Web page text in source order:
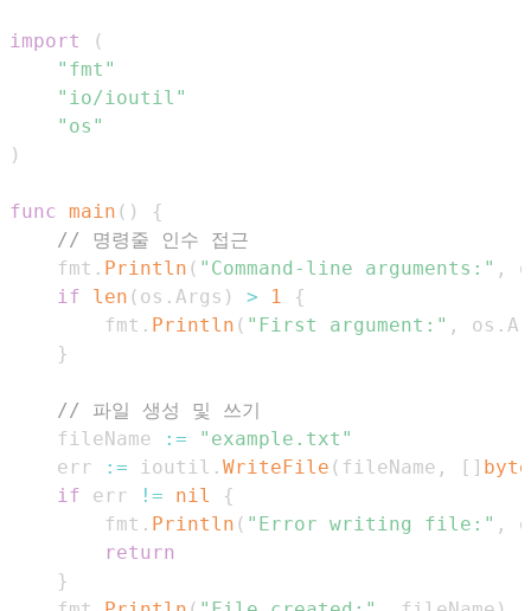
import
(
"fmt"
"io/ioutil"
"os"
)
func main ( )
{
// 명령줄 인수 접근
    fmt
. Println ( "Command-line arguments:" ,
if
len ( os . Args ) > 1
{
        fmt
. Println ( "First argument:" , os .
}
// 파일 생성 및 쓰기
    fileName
:=
"example.txt"
    err
:= ioutil . WriteFile ( fileName , [ ] byte
if err != nil
{
        fmt
. Println ( "Error writing file:" ,
return
}